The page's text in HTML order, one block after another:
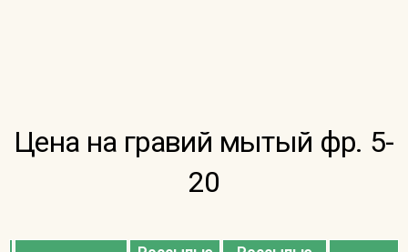
Цена на гравий мытый фр. 5-
20